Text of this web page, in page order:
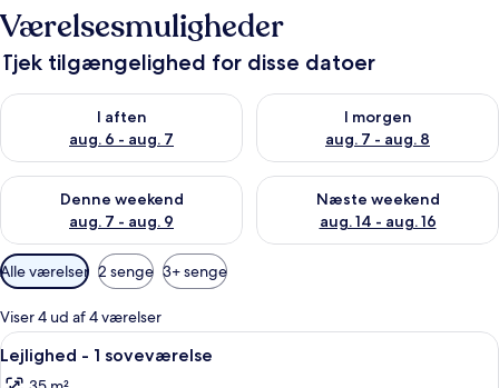
Værelsesmuligheder
Tjek tilgængelighed for disse datoer
I aften
aug. 6 - aug. 7
Tjek tilgængelighed for i aften aug. 6 - aug. 7
I morgen
aug. 7 - aug. 8
Tjek tilgængelighed for i
Denne weekend
aug. 7 - aug. 9
Tjek tilgængelighed for denne weekend aug. 7 - aug. 9
Næste weekend
aug. 14 - aug. 16
Tjek tilgængelighed for næste
Tilgængelige
filtre
for
værelser
Alle værelser 2 senge 3+ senge
Viser 4 ud af 4 værelser
Indlæs
alle
Et hyggeligt soveværelse med
5
Lejlighed - 1 soveværelse